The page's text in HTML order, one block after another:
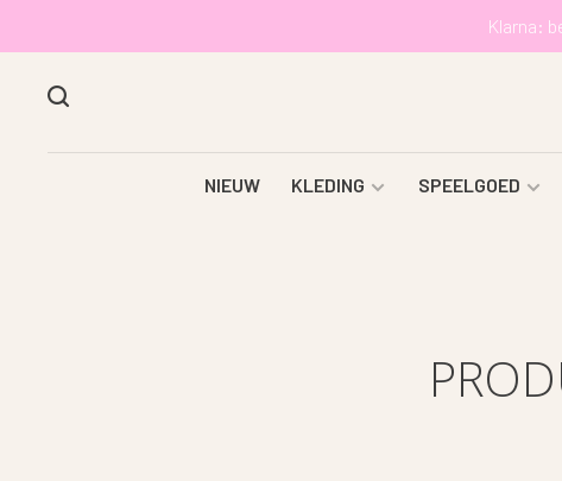
Klarna:
NIEUW KLEDING SPEELGOED